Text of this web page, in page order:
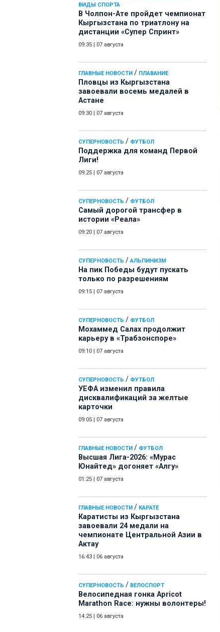
ВИДЫ СПОРТА
В Чолпон-Ате пройдет чемпионат
Кыргызстана по триатлону на
дистанции «Супер Спринт»
09:35 07 августа
ГЛАВНЫЕ НОВОСТИ / ПЛАВАНИЕ
Пловцы из Кыргызстана
завоевали восемь медалей в
Астане
09:30 07 августа
СУПЕРНОВОСТЬ / ФУТБОЛ
Поддержка для команд Первой
Лиги!
09:25 07 августа
СУПЕРНОВОСТЬ / ФУТБОЛ
Самый дорогой трансфер в
истории «Реала»
09:20 07 августа
СУПЕРНОВОСТЬ / АЛЬПИНИЗМ
На пик Победы будут пускать
только по разрешениям
09:15 07 августа
СУПЕРНОВОСТЬ / ФУТБОЛ
Мохаммед Салах продолжит
карьеру в «Трабзонспоре»
09:10 07 августа
СУПЕРНОВОСТЬ / ФУТБОЛ
УЕФА изменил правила
дисквалификаций за желтые
карточки
09:05 07 августа
ГЛАВНЫЕ НОВОСТИ / ФУТБОЛ
Высшая Лига-2026: «Мурас
Юнайтед» догоняет «Алгу»
01:25 07 августа
ГЛАВНЫЕ НОВОСТИ / КАРАТЕ
Каратисты из Кыргызстана
завоевали 24 медали на
чемпионате Центральной Азии в
Актау
16:43 06 августа
СУПЕРНОВОСТЬ / ВЕЛОСПОРТ
Велосипедная гонка Apricot
Marathon Race: нужны волонтеры!
14:25 06 августа